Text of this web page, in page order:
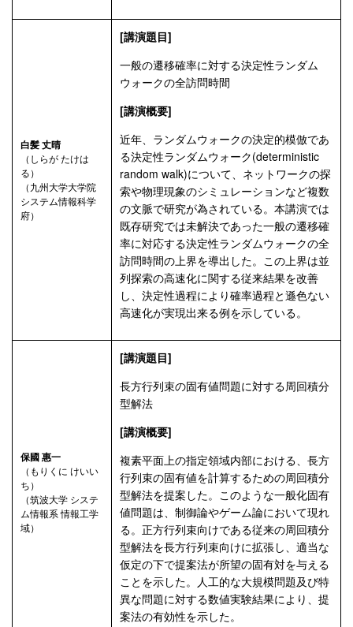
白髪 丈晴
（しらが たけは
る）
（九州大学大学院
システム情報科学
府）
[講演題目]
一般の遷移確率に対する決定性ランダム
ウォークの全訪問時間
[講演概要]
近年、ランダムウォークの決定的模倣であ
る決定性ランダムウォーク(deterministic
random walk)について、ネットワークの探
索や物理現象のシミュレーションなど複数
の文脈で研究が為されている。本講演では
既存研究では未解決であった一般の遷移確
率に対応する決定性ランダムウォークの全
訪問時間の上界を導出した。この上界は並
列探索の高速化に関する従来結果を改善
し、決定性過程により確率過程と遜色ない
高速化が実現出来る例を示している。
保國 惠一
（もりくに けいい
ち）
（筑波大学 システ
ム情報系 情報工学
域）
[講演題目]
長方行列束の固有値問題に対する周回積分
型解法
[講演概要]
複素平面上の指定領域内部における、長方
行列束の固有値を計算するための周回積分
型解法を提案した。このような一般化固有
値問題は、制御論やゲーム論において現れ
る。正方行列束向けである従来の周回積分
型解法を長方行列束向けに拡張し、適当な
仮定の下で提案法が所望の固有対を与える
ことを示した。人工的な大規模問題及び特
異な問題に対する数値実験結果により、提
案法の有効性を示した。